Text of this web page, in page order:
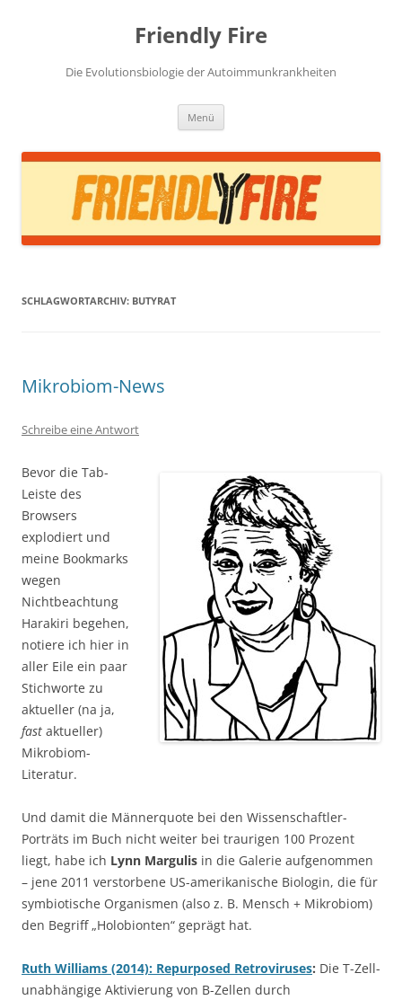
Friendly Fire
Die Evolutionsbiologie der Autoimmunkrankheiten
Menü
SCHLAGWORTARCHIV: BUTYRAT
Mikrobiom-News
Schreibe eine Antwort
Bevor die Tab-
Leiste des
Browsers
explodiert und
meine Bookmarks
wegen
Nichtbeachtung
Harakiri begehen,
notiere ich hier in
aller Eile ein paar
Stichworte zu
aktueller (na ja,
fast aktueller)
Mikrobiom-
Literatur.
Und damit die Männerquote bei den Wissenschaftler-
Porträts im Buch nicht weiter bei traurigen 100 Prozent
liegt, habe ich Lynn Margulis in die Galerie aufgenommen
– jene 2011 verstorbene US-amerikanische Biologin, die für
symbiotische Organismen (also z. B. Mensch + Mikrobiom)
den Begriff „Holobionten“ geprägt hat.
Ruth Williams (2014): Repurposed Retroviruses: Die T-Zell-
unabhängige Aktivierung von B-Zellen durch